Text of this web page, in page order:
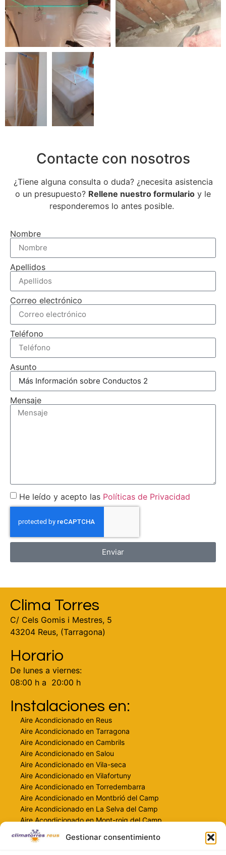
Gestionar consentimiento
Contacte con nosotros
¿Tiene alguna consulta o duda? ¿necesita asistencia
o un presupuesto? Rellene nuestro formulario y le
responderemos lo antes posible.
Nombre
Apellidos
Correo electrónico
Teléfono
Asunto
Mensaje
He leído y acepto las Políticas de Privacidad
Enviar
Clima Torres
C/ Cels Gomis i Mestres, 5
43204 Reus, (Tarragona)
Horario
De lunes a viernes:
08:00 h a 20:00 h
Instalaciones en:
Aire Acondicionado en Reus
Aire Acondicionado en Tarragona
Aire Acondicionado en Cambrils
Aire Acondicionado en Salou
Aire Acondicionado en Vila-seca
Aire Acondicionado en Vilafortuny
Aire Acondicionado en Torredembarra
Aire Acondicionado en Montbrió del Camp
Aire Acondicionado en La Selva del Camp
Aire Acondicionado en Mont-roig del Camp
Contacto